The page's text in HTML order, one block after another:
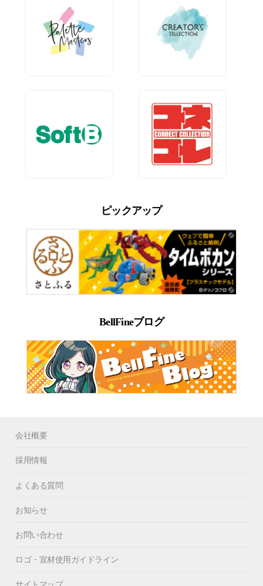
ピックアップ
BellFineブログ
会社概要
採用情報
よくある質問
お知らせ
お問い合わせ
ロゴ・宣材使用ガイドライン